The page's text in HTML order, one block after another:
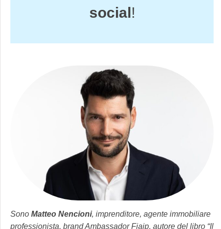
social!
Sono Matteo Nencioni, imprenditore, agente immobiliare
professionista, brand Ambassador Fiaip, autore del libro “Il